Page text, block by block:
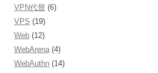
VPN代替 (6)
VPS (19)
Web (12)
WebArena (4)
WebAuthn (14)